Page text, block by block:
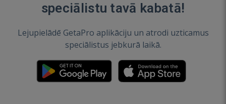
speciālistu tavā kabatā!
Lejupielādē GetaPro aplikāciju un atrodi uzticamus
speciālistus jebkurā laikā.